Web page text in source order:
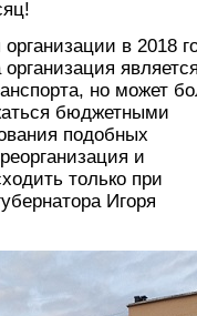
в 2018
но может
бюджетными
подобных
и
только при
Игоря